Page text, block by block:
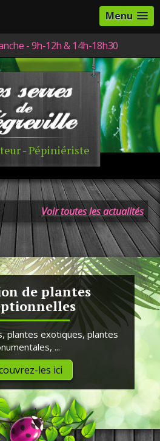
Menu
- 9h-12h & 14h-18h30
- Pépiniériste
Voir toutes les actualités
de plantes
plantes exotiques, plantes
...
les ici